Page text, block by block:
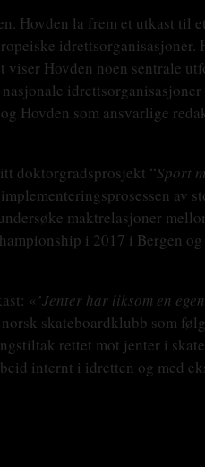
Hovden la frem et utkast
Hovden noen sentrale
Hovden som ansvarlige
doktorgradsprosjekt “Sport
maktrelasjoner
i 2017 i Bergen
« ’Jenter har liksom en
skateboardklubb som
rettet mot jenter i
internt i idretten og med